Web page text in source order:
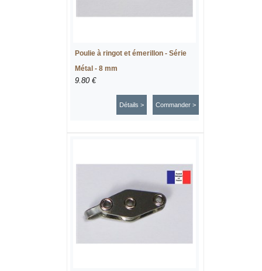
Poulie à ringot et émerillon - Série
Métal - 8 mm
9.80 €
Commander >
Détails >